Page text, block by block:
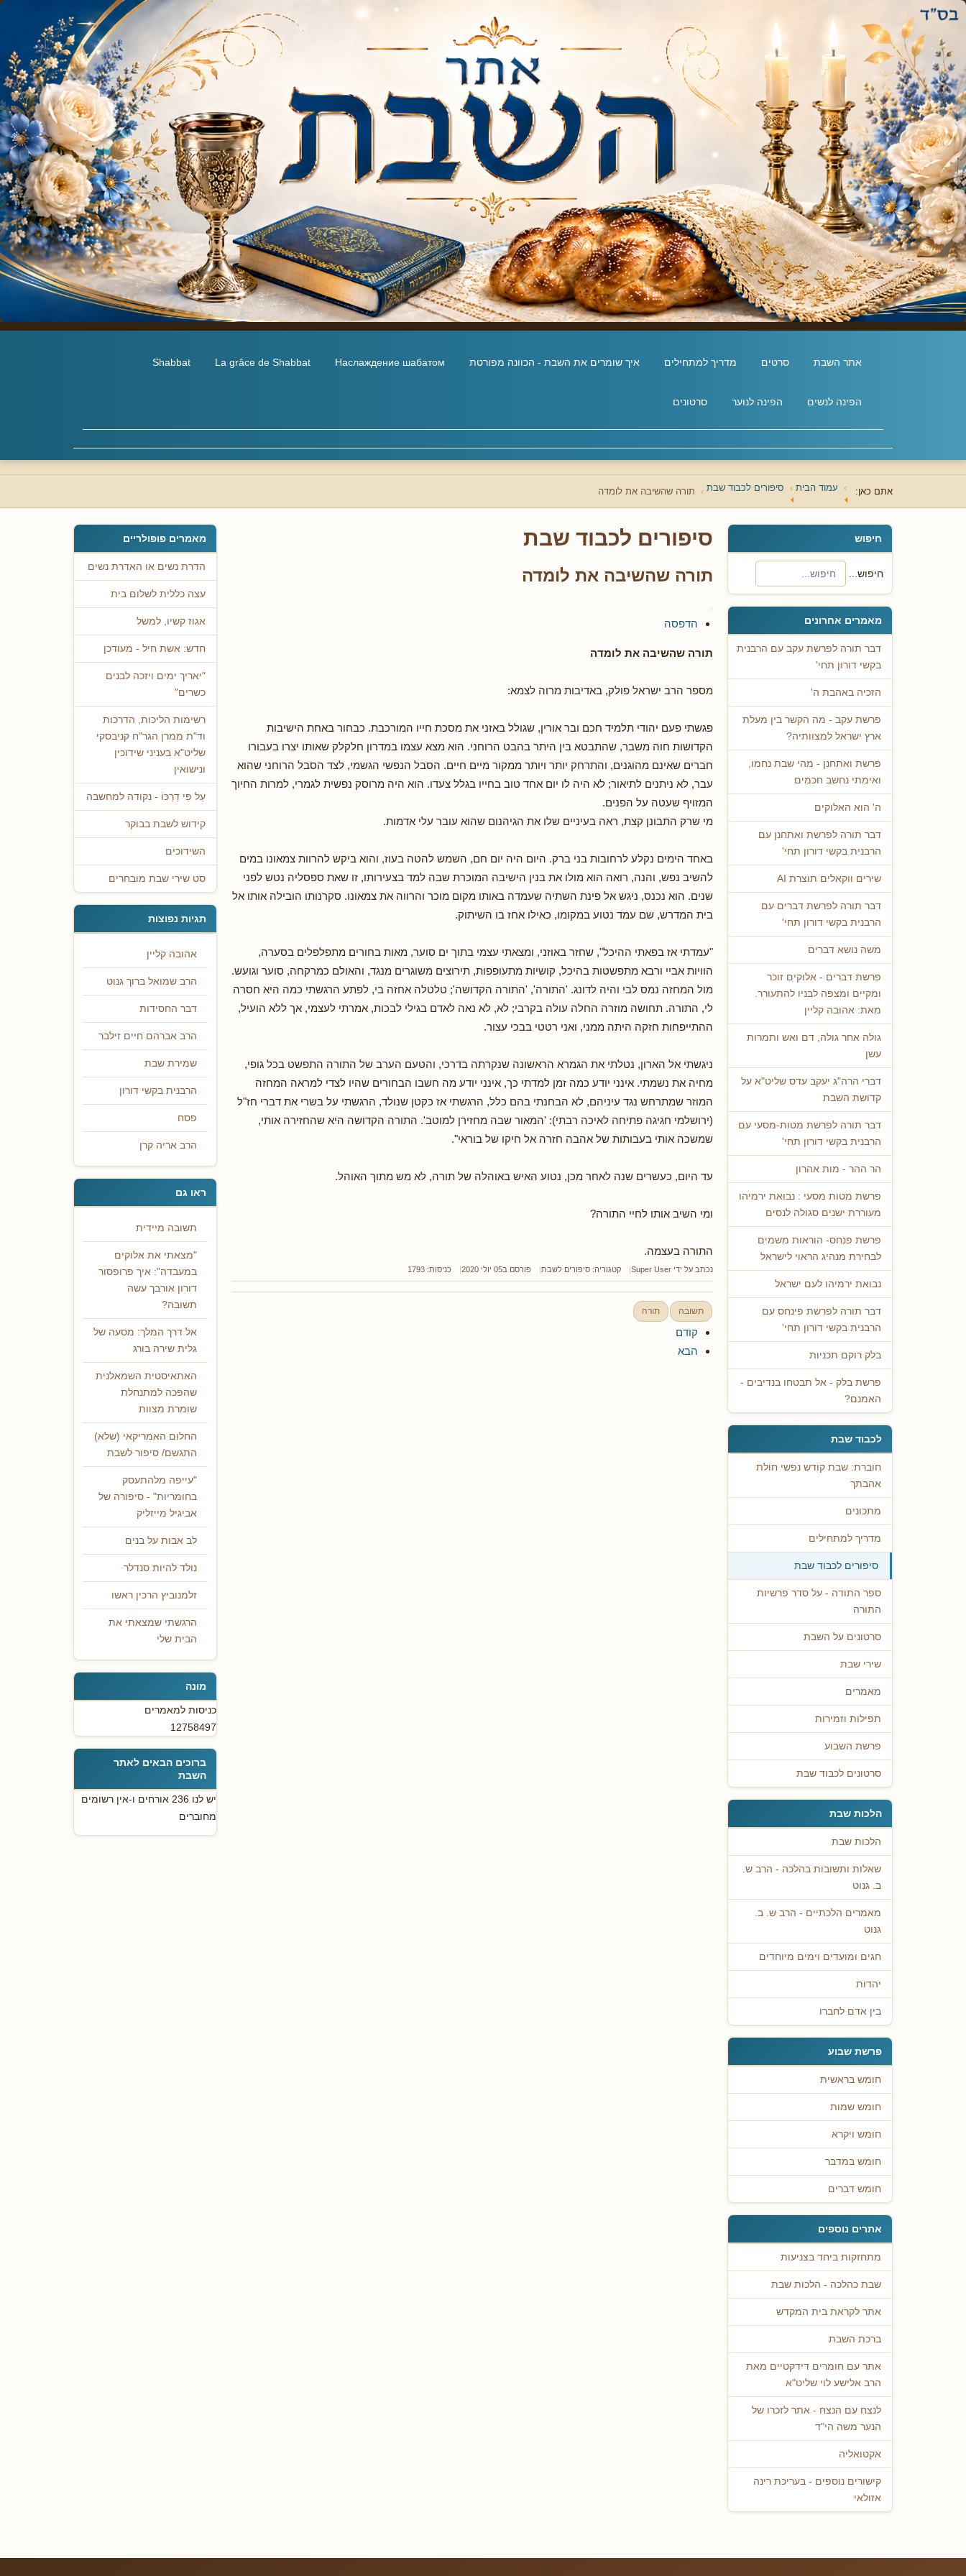
אתר השבת סרטים מדריך למתחילים איך שומרים את השבת - הכוונה מפורטת Наслаждение шабатом
La grâce de Shabbat
Shabbat
הפינה לנשים הפינה לנוער סרטונים
אתם כאן: עמוד הבית סיפורים לכבוד שבת תורה שהשיבה את לומדה
חיפוש
חיפוש...
מאמרים אחרונים
דבר תורה לפרשת עקב עם הרבנית
בקשי דורון תחי'
הזכיה באהבת ה'
פרשת עקב - מה הקשר בין מעלת
ארץ ישראל למצוותיה?
פרשת ואתחנן - מהי שבת נחמו,
ואימתי נחשב חכמים
ה' הוא האלוקים
דבר תורה לפרשת ואתחנן עם
הרבנית בקשי דורון תחי'
שירים ווקאלים תוצרת AI
דבר תורה לפרשת דברים עם
הרבנית בקשי דורון תחי'
משה נושא דברים
פרשת דברים - אלוקים זוכר
ומקיים ומצפה לבניו להתעורר.
מאת: אהובה קליין
גולה אחר גולה, דם ואש ותמרות
עשן
דברי הרה"ג יעקב עדס שליט"א על
קדושת השבת
דבר תורה לפרשת מטות-מסעי עם
הרבנית בקשי דורון תחי'
הר ההר - מות אהרון
פרשת מטות מסעי : נבואת ירמיהו
מעוררת ישנים סגולה לנסים
פרשת פנחס- הוראות משמים
לבחירת מנהיג הראוי לישראל
נבואת ירמיהו לעם ישראל
דבר תורה לפרשת פינחס עם
הרבנית בקשי דורון תחי'
בלק רוקם תכניות
פרשת בלק - אל תבטחו בנדיבים -
האמנם?
לכבוד שבת
חוברת: שבת קודש נפשי חולת
אהבתך
מתכונים
מדריך למתחילים
סיפורים לכבוד שבת
ספר התודה - על סדר פרשיות
התורה
סרטונים על השבת
שירי שבת
מאמרים
תפילות וזמירות
פרשת השבוע
סרטונים לכבוד שבת
הלכות שבת
הלכות שבת
שאלות ותשובות בהלכה - הרב ש.
ב. גנוט
מאמרים הלכתיים - הרב ש. ב.
גנוט
חגים ומועדים וימים מיוחדים
יהדות
בין אדם לחברו
פרשת שבוע
חומש בראשית
חומש שמות
חומש ויקרא
חומש במדבר
חומש דברים
אתרים נוספים
מתחזקות ביחד בצניעות
שבת כהלכה - הלכות שבת
אתר לקראת בית המקדש
ברכת השבת
אתר עם חומרים דידקטיים מאת
הרב אלישע לוי שליט"א
לנצח עם הנצח - אתר לזכרו של
הנער משה הי"ד
אקטואליה
קישורים נוספים - בעריכת רינה
אזולאי
סיפורים לכבוד שבת
תורה שהשיבה את לומדה
הדפסה
תורה שהשיבה את לומדה
מספר הרב ישראל פולק, באדיבות מרוה לצמא:
פגשתי פעם יהודי תלמיד חכם ובר אורין, שגולל באזני את מסכת חייו המורכבת. כבחור באחת הישיבות
הקדושות חוה משבר, שהתבטא בין היתר בהבט הרוחני. הוא מצא עצמו במדרון חלקלק שאותו יצרו בעבורו
חברים שאינם מהוגנים, והתרחק יותר ויותר ממקור מיים חיים. הסבל הנפשי הגשמי, לצד הסבל הרוחני שהוא
עבר, לא ניתנים לתיאור; לא היה לו יום אחד טוב בחייו בגלל צעדו. הוא היה מרוסק נפשית לגמרי, למרות החיוך
המזויף שעטה על הפנים.
מי שרק התבונן קצת, ראה בעיניים שלו את הגיהנום שהוא עובר עלי אדמות.
באחד הימים נקלע לרחובות בני ברק. היום היה יום חם, השמש להטה בעוז, והוא ביקש להרוות צמאונו במים
להשיב נפש, והנה, רואה הוא מולו את בנין הישיבה המוכרת שבה למד בצעירותו, זו שאת ספסליה נטש לפני
שנים. הוא נכנס, ניגש אל פינת השתיה שעמדה באותו מקום מוכר והרווה את צמאונו. סקרנותו הובילה אותו אל
בית המדרש, שם עמד נטוע במקומו, כאילו אחז בו השיתוק.
"עמדתי אז בפאתי ההיכל", שחזר באוזני, ומצאתי עצמי בתוך ים סוער, מאות בחורים מתפלפלים בסערה,
הוויות אביי ורבא מתפשטות בהיכל, קושיות מתעופפות, תירוצים משוגרים מנגד, והאולם כמרקחה, סוער וגועש.
מול המחזה נמס לבי והיה לדונג. 'התורה', 'התורה הקדושה'; טלטלה אחזה בי, לפתע הרגשתי כמה היא חסרה
לי, התורה. תחושה מוזרה החלה עולה בקרבי; לא, לא נאה לאדם בגילי לבכות, אמרתי לעצמי, אך ללא הועיל,
ההתייפחות חזקה היתה ממני, ואני רטטי בבכי עצור.
ניגשתי אל הארון, נטלתי את הגמרא הראשונה שנקרתה בדרכי, והטעם הערב של התורה התפשט בכל גופי,
מחיה את נשמתי. אינני יודע כמה זמן למדתי כך, אינני יודע מה חשבו הבחורים שהיו לצדי למראה המחזה
המוזר שמתרחש נגד עיניהם, לא הבחנתי בהם כלל, הרגשתי אז כקטן שנולד, הרגשתי על בשרי את דברי חז"ל
(ירושלמי חגיגה פתיחה לאיכה רבתי): 'המאור שבה מחזירן למוטב'. התורה הקדושה היא שהחזירה אותי,
שמשכה אותי בעבותות של אהבה חזרה אל חיקו של בוראי".
עד היום, כעשרים שנה לאחר מכן, נטוע האיש באוהלה של תורה, לא מש מתוך האוהל.
ומי השיב אותו לחיי התורה?
התורה בעצמה.
נכתב על ידי Super User קטגוריה: סיפורים לשבת פורסם ב05 יולי 2020 כניסות: 1793
תשובה תורה
קודם
הבא
מאמרים פופולריים
הדרת נשים או האדרת נשים
עצה כללית לשלום בית
אגוז קשיו, למשל
חדש: אשת חיל - מעודכן
"יאריך ימים ויזכה לבנים
כשרים"
רשימות הליכות, הדרכות
וד"ת ממרן הגר"ח קניבסקי
שליט"א בעניני שידוכין
ונישואין
עַל פִּי דַרְכּוֹ - נקודה למחשבה
קידוש לשבת בבוקר
השידוכים
סט שירי שבת מובחרים
תגיות נפוצות
אהובה קליין
הרב שמואל ברוך גנוט
דבר החסידות
הרב אברהם חיים זילבר
שמירת שבת
הרבנית בקשי דורון
פסח
הרב אריה קרן
ראו גם
תשובה מיידית
"מצאתי את אלוקים
במעבדה": איך פרופסור
דורון אורבך עשה
תשובה?
אל דרך המלך: מסעה של
גלית שירה בורג
האתאיסטית השמאלנית
שהפכה למתנחלת
שומרת מצוות
החלום האמריקאי (שלא)
התגשם/ סיפור לשבת
"עייפה מלהתעסק
בחומריות" - סיפורה של
אביגיל מייזליק
לב אבות על בנים
נולד להיות סנדלר
זלמנוביץ הרכין ראשו
הרגשתי שמצאתי את
הבית שלי
מונה
כניסות למאמרים
12758497
ברוכים הבאים לאתר
השבת
יש לנו 236 אורחים ו-אין רשומים
מחוברים